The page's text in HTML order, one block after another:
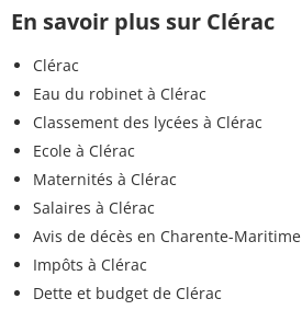
En savoir plus sur Clérac
Clérac
Eau du robinet à Clérac
Classement des lycées à Clérac
Ecole à Clérac
Maternités à Clérac
Salaires à Clérac
Avis de décès en Charente-Maritime
Impôts à Clérac
Dette et budget de Clérac